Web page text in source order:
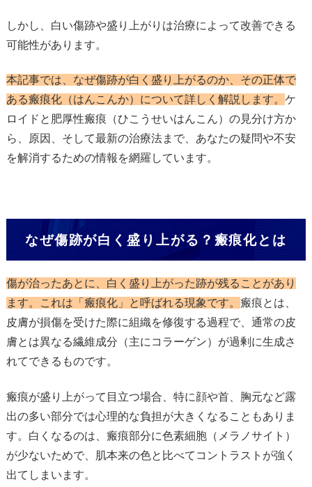
しかし、白い傷跡や盛り上がりは治療によって改善できる
可能性があります。
本記事では、なぜ傷跡が白く盛り上がるのか、その正体で
ある瘢痕化（はんこんか）について詳しく解説します。 ケ
ロイドと肥厚性瘢痕（ひこうせいはんこん）の見分け方か
ら、原因、そして最新の治療法まで、あなたの疑問や不安
を解消するための情報を網羅しています。
なぜ傷跡が白く盛り上がる？瘢痕化とは
傷が治ったあとに、白く盛り上がった跡が残ることがあり
ます。これは「瘢痕化」と呼ばれる現象です。 瘢痕とは、
皮膚が損傷を受けた際に組織を修復する過程で、通常の皮
膚とは異なる繊維成分（主にコラーゲン）が過剰に生成さ
れてできるものです。
瘢痕が盛り上がって目立つ場合、特に顔や首、胸元など露
出の多い部分では心理的な負担が大きくなることもありま
す。白くなるのは、瘢痕部分に色素細胞（メラノサイト）
が少ないためで、肌本来の色と比べてコントラストが強く
出てしまいます。